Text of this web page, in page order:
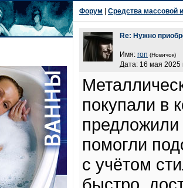
Форум Средства массовой
Re: Нужно
Имя: ron (Новичок)
Дата: 16 мая 2025
покупали в
помогли
с учётом